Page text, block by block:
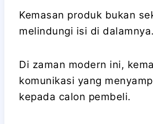
Kemasan produk bukan
melindungi isi di dalamnya.
Di zaman modern ini,
komunikasi yang
kepada calon pembeli.